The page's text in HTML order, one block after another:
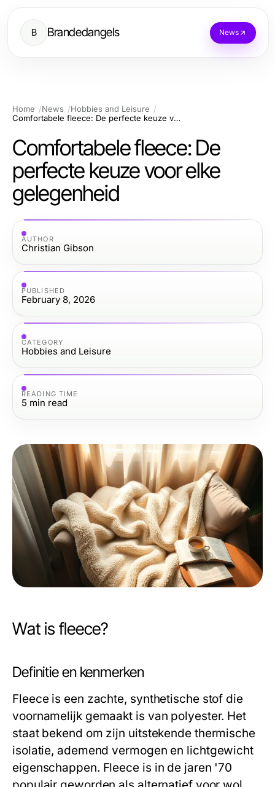
B Brandedangels News
Home News
Hobbies and Leisure
Comfortabele fleece: De perfecte keuze voor elke gelegenheid
Comfortabele fleece: De
perfecte keuze voor elke
gelegenheid
AUTHOR
Christian Gibson
PUBLISHED
February 8, 2026
CATEGORY
Hobbies and Leisure
READING TIME
5 min read
Wat is fleece?
Definitie en kenmerken
Fleece is een zachte, synthetische stof die
voornamelijk gemaakt is van polyester. Het
staat bekend om zijn uitstekende thermische
isolatie, ademend vermogen en lichtgewicht
eigenschappen. Fleece is in de jaren '70